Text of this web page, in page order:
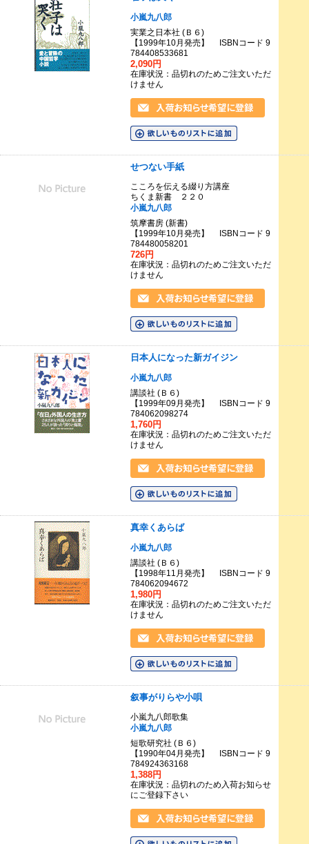
小嵐九八郎
実業之日本社 (Ｂ６)
【1999年10月発売】 ISBNコード 9
784408533681
2,090円
在庫状況：品切れのためご注文いただ
けません
せつない手紙
こころを伝える綴り方講座
ちくま新書 ２２０
小嵐九八郎
筑摩書房 (新書)
【1999年10月発売】 ISBNコード 9
784480058201
726円
在庫状況：品切れのためご注文いただ
けません
日本人になった新ガイジン
小嵐九八郎
講談社 (Ｂ６)
【1999年09月発売】 ISBNコード 9
784062098274
1,760円
在庫状況：品切れのためご注文いただ
けません
真幸くあらば
小嵐九八郎
講談社 (Ｂ６)
【1998年11月発売】 ISBNコード 9
784062094672
1,980円
在庫状況：品切れのためご注文いただ
けません
叙事がりらや小唄
小嵐九八郎歌集
小嵐九八郎
短歌研究社 (Ｂ６)
【1990年04月発売】 ISBNコード 9
784924363168
1,388円
在庫状況：品切れのため入荷お知らせ
にご登録下さい